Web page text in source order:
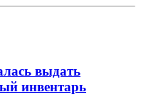
выдать
инвентарь